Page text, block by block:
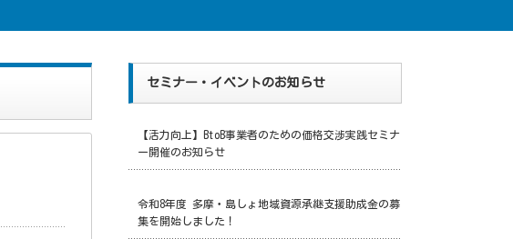
セミナー・イベントのお知らせ
【活力向上】BtoB事業者のための価格交渉実践セミナ
ー開催のお知らせ
令和8年度 多摩・島しょ地域資源承継支援助成金の募
集を開始しました！